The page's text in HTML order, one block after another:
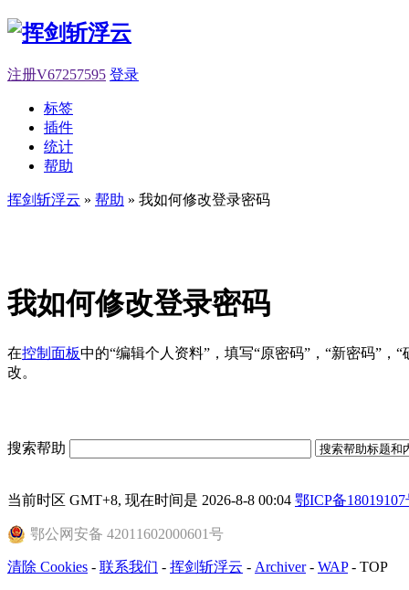
注册V67257595 登录
标签
插件
统计
帮助
挥剑斩浮云 » 帮助 » 我如何修改登录密码
我如何修改登录密码
在控制面板中的“编辑个人资料”，填写“原密码”，“新密码”，
改。
搜索帮助
当前时区 GMT+8, 现在时间是 2026-8-8 00:04 鄂ICP备18019107
鄂公网安备 42011602000601号
清除 Cookies - 联系我们 - 挥剑斩浮云 - Archiver- WAP- TOP